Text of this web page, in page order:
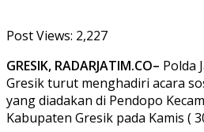
Post Views: 2,227
GRESIK, RADARJATIM.CO– Polda
Gresik turut menghadiri acara
yang diadakan di Pendopo
Kabupaten Gresik pada Kamis (